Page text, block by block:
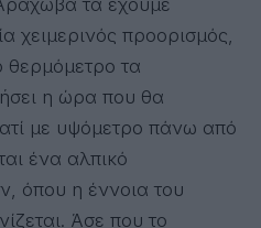
χειμερινός προορισμός,
θερμόμετρο τα
η ώρα που θα
με υψόμετρο πάνω από
ένα αλπικό
όπου η έννοια του
Άσε που το